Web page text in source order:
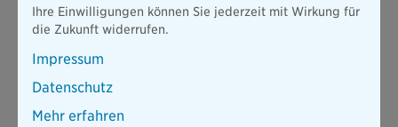
garantierte Rentenfaktor. Zudem wird die Fondspalette bis
April deutlich erweitert und verbessert. Die Riesterrente
Honorartarif geben. Mit dem neuen Rechnungszins ist keine
100-Prozent-Bruttobeitragsgarantie mehr darstellbar. Daher
wurden die Tarife neu kalkuliert und bieten für Kunden und
Vermittler attraktive Produktvorteile.
Ihre Einwilligungen können Sie jederzeit mit Wirkung für
die Zukunft widerrufen.
Impressum
Datenschutz
Mehr erfahren